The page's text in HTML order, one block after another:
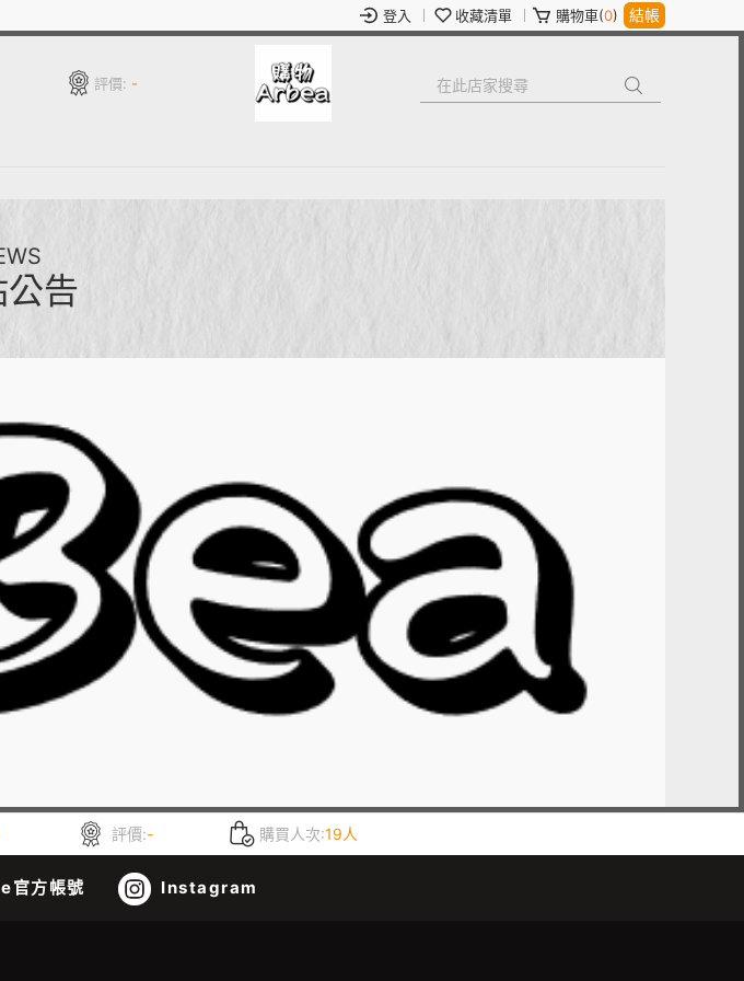
登入 收藏清單 購物車(0) 結帳
評價: -
告
評價:- 購買人次:19人
官方帳號 Instagram